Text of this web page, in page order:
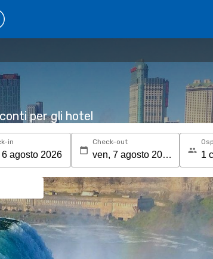
per gli hotel
in Check-out